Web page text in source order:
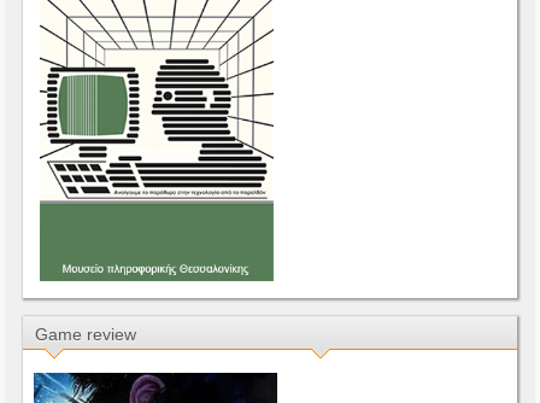
Game review